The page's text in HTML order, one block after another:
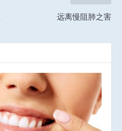
远离慢阻肺之害